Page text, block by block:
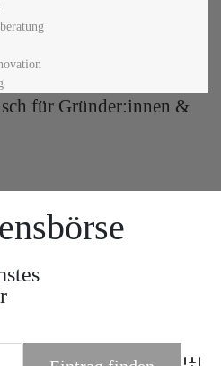
für Gründer:innen &